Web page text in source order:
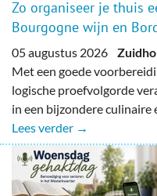
Zo organiseer je thuis
Bourgogne wijn en
05 augustus 2026
Met een goede
logische proefvolgorde
in een bijzondere culinaire
Lees verder →